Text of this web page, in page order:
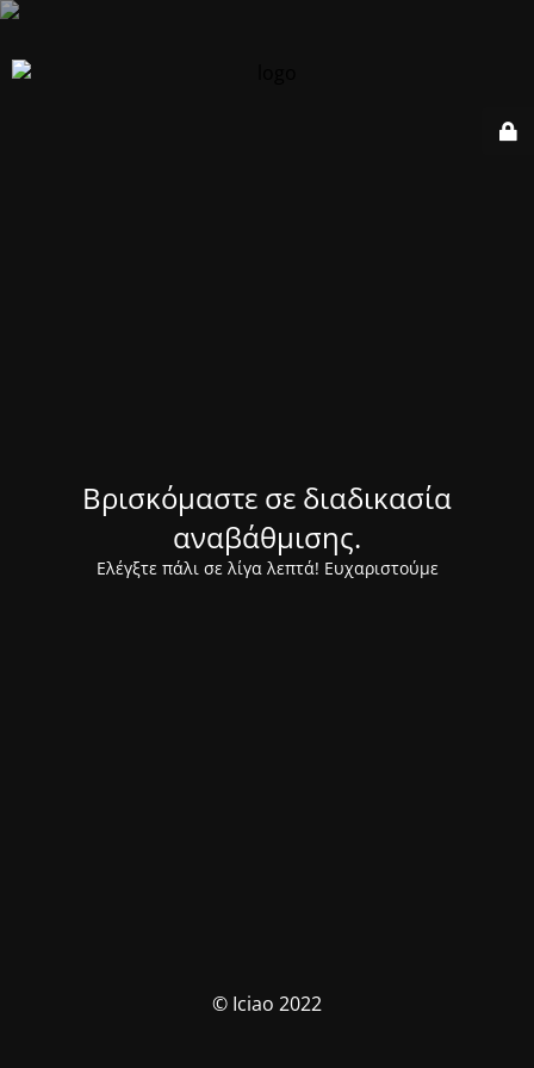
Βρισκόμαστε σε διαδικασία
αναβάθμισης.
Ελέγξτε πάλι σε λίγα λεπτά! Ευχαριστούμε
© Iciao 2022